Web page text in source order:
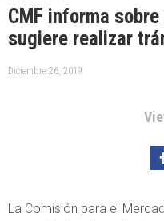
CMF informa
sugiere realizar
Diciembre 26, 2019
La Comisión para el